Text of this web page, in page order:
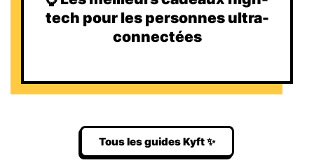
tech pour les personnes ultra-
connectées
Tous les guides Kyft ✨